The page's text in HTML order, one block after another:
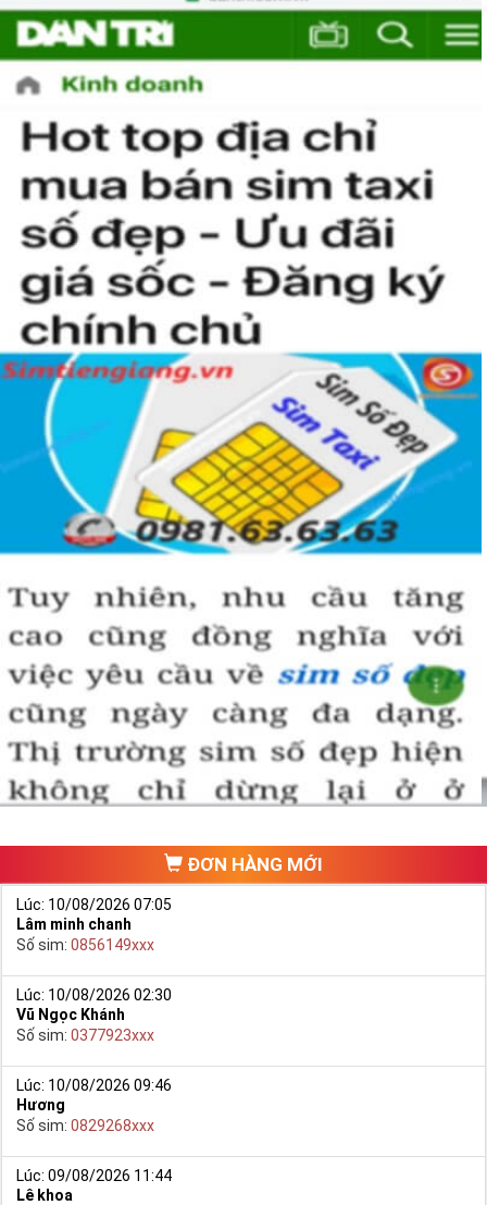
ĐƠN HÀNG MỚI
Lúc: 10/08/2026 07:05
Lâm minh chanh
Số sim: 0856149xxx
Lúc: 10/08/2026 02:30
Vũ Ngọc Khánh
Số sim: 0377923xxx
Lúc: 10/08/2026 09:46
Hương
Số sim: 0829268xxx
Lúc: 09/08/2026 11:44
Lê khoa